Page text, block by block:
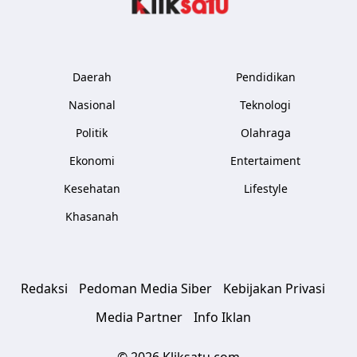
Daerah
Nasional
Politik
Ekonomi
Kesehatan
Khasanah
Pendidikan
Teknologi
Olahraga
Entertaiment
Lifestyle
Redaksi Pedoman Media Siber
Kebijakan Privasi
Media Partner
Info Iklan